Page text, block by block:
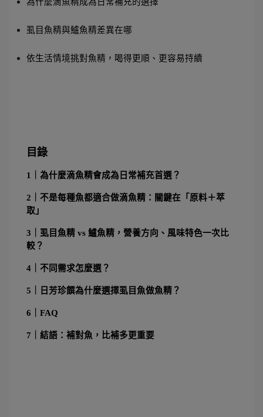
為什麼滴魚精成為日常補充的選擇
虱目魚精與鱸魚精差異在哪
依生活情境挑對魚精，喝得更順、更容易持續
目錄
1｜為什麼滴魚精會成為日常補充首選？
2｜不是每種魚都適合做滴魚精：關鍵在「原料＋萃
取」
3｜虱目魚精 vs 鱸魚精，營養方向、風味特色一次比
較？
4｜不同需求怎麼選？
5｜日芳珍饌為什麼選擇虱目魚做魚精？
6｜FAQ
7｜結語：補對魚，比補多更重要